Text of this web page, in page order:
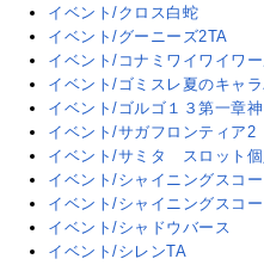
イベント/クロス白蛇
イベント/グーニーズ2TA
イベント/コナミワイワイワ
イベント/ゴミスレ夏のキャ
イベント/ゴルゴ１３第一章
イベント/サガフロンティア2
イベント/サミタ スロット個
イベント/シャイニングスコ
イベント/シャイニングスコ
イベント/シャドウバース
イベント/シレンTA